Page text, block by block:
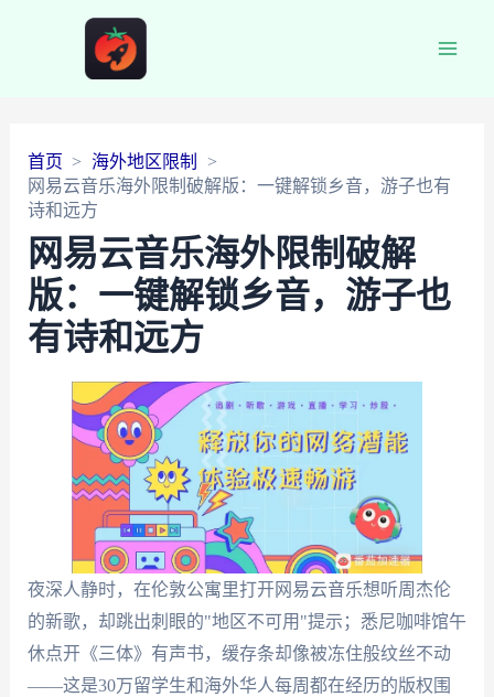
首页
海外地区限制
网易云音乐海外限制破解版：一键解锁乡音，游子也有
诗和远方
网易云音乐海外限制破解
版：一键解锁乡音，游子也
有诗和远方
夜深人静时，在伦敦公寓里打开网易云音乐想听周杰伦
的新歌，却跳出刺眼的"地区不可用"提示；悉尼咖啡馆午
休点开《三体》有声书，缓存条却像被冻住般纹丝不动
——这是30万留学生和海外华人每周都在经历的版权围